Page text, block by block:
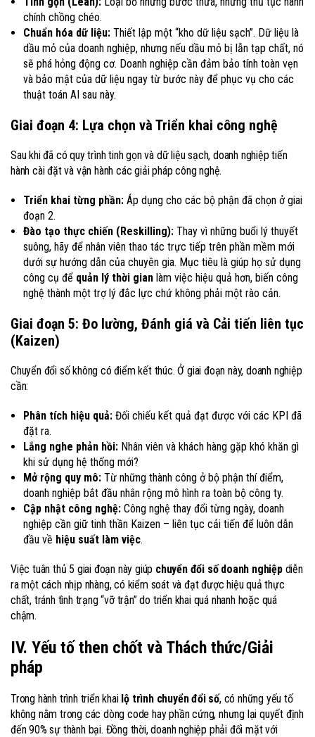
chính chồng chéo.
Chuẩn hóa dữ liệu: Thiết lập một “kho dữ liệu sạch”. Dữ liệu là
dầu mỏ của doanh nghiệp, nhưng nếu dầu mỏ bị lẫn tạp chất, nó
sẽ phá hỏng động cơ. Doanh nghiệp cần đảm bảo tính toàn vẹn
và bảo mật của dữ liệu ngay từ bước này để phục vụ cho các
thuật toán AI sau này.
Giai đoạn 4: Lựa chọn và Triển khai công nghệ
Sau khi đã có quy trình tinh gọn và dữ liệu sạch, doanh nghiệp tiến
hành cài đặt và vận hành các giải pháp công nghệ.
Triển khai từng phần: Áp dụng cho các bộ phận đã chọn ở giai
đoạn 2.
Đào tạo thực chiến (Reskilling): Thay vì những buổi lý thuyết
suông, hãy để nhân viên thao tác trực tiếp trên phần mềm mới
dưới sự hướng dẫn của chuyên gia. Mục tiêu là giúp họ sử dụng
công cụ để quản lý thời gian làm việc hiệu quả hơn, biến công
nghệ thành một trợ lý đắc lực chứ không phải một rào cản.
Giai đoạn 5: Đo lường, Đánh giá và Cải tiến liên tục
(Kaizen)
Chuyển đổi số không có điểm kết thúc. Ở giai đoạn này, doanh nghiệp
cần:
Phân tích hiệu quả: Đối chiếu kết quả đạt được với các KPI đã
đặt ra.
Lắng nghe phản hồi: Nhân viên và khách hàng gặp khó khăn gì
khi sử dụng hệ thống mới?
Mở rộng quy mô: Từ những thành công ở bộ phận thí điểm,
doanh nghiệp bắt đầu nhân rộng mô hình ra toàn bộ công ty.
Cập nhật công nghệ: Công nghệ thay đổi từng ngày, doanh
nghiệp cần giữ tinh thần Kaizen – liên tục cải tiến để luôn dẫn
đầu về hiệu suất làm việc.
Việc tuân thủ 5 giai đoạn này giúp chuyển đổi số doanh nghiệpdiễn
ra một cách nhịp nhàng, có kiểm soát và đạt được hiệu quả thực
chất, tránh tình trạng “vỡ trận” do triển khai quá nhanh hoặc quá
chậm.
IV. Yếu tố then chốt và Thách thức/Giải
pháp
Trong hành trình triển khai lộ trình chuyển đổi số, có những yếu tố
không nằm trong các dòng code hay phần cứng, nhưng lại quyết định
đến 90% sự thành bại. Đồng thời, doanh nghiệp phải đối mặt với